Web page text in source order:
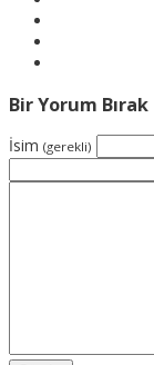
Bir Yorum Bırak
İsim (gerekli)